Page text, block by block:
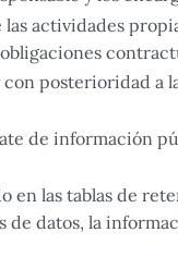
actividades
posterioridad a
de información
en las tablas de
datos, la